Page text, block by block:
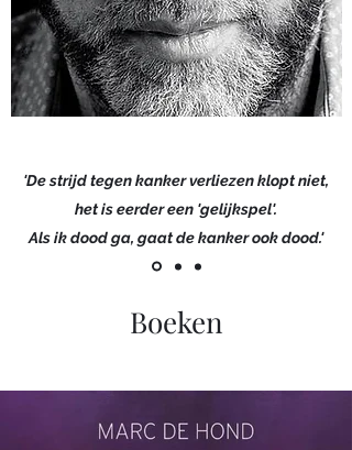
'De strijd tegen kanker verliezen klopt niet,
het is eerder een 'gelijkspel'.
Als ik dood ga, gaat de kanker ook dood.'
Boeken